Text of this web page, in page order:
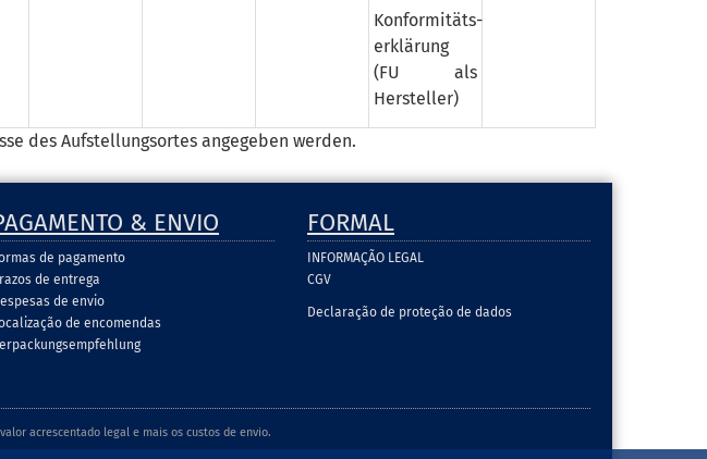
Konformitäts­
erklärung
(FU als
Hersteller)
des Aufstellungs­ortes angegeben werden.
& ENVIO
de pagamento
de entrega
de envio
de encomendas
FORMAL
INFORMAÇÃO LEGAL
CGV
Declaração de proteção de dados
acrescentado legal e mais os custos de envio.